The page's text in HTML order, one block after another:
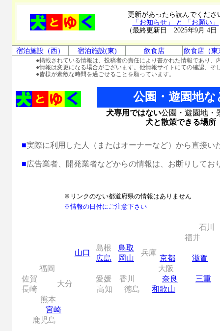
更新があったら読んでくださ
「お知らせ」 と 「お願い」
（最終更新日 2025年9月 4日
宿泊施設（西） 宿泊施設(東) 飲食店 飲食店（東
●掲載されている情報は、投稿者の責任により書かれた情報であり
●情報は変更になる場合がございます。他情報サイトにての確認、
●皆様が素敵な時間を過ごせることを願っています。
公園・遊園地な
犬専用ではない公園・遊園地・
犬と散策できる場所
■実際に利用した人（またはオーナーなど）から直接い
■広告業者、開発業者などからの情報は、お断りしてお
※リンクのない都道府県の情報はありません
※情報の日付にご注意下さい
石川
福井
山口
島根 鳥取
兵庫
広島 岡山 京都
滋賀
福岡
大阪
佐賀
大分
愛媛 香川 奈良
三重
長崎
高知 徳島
和歌山
熊本
宮崎
鹿児島